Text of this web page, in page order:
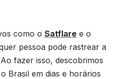
como o Satflare e o
pessoa pode rastrear a
fazer isso, descobrimos
Brasil em dias e horários